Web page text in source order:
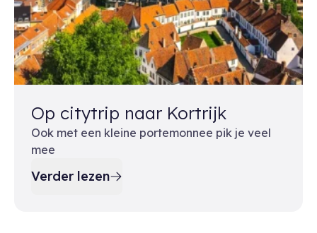
Op citytrip naar Kortrijk
Ook met een kleine portemonnee pik je veel
mee
Verder lezen